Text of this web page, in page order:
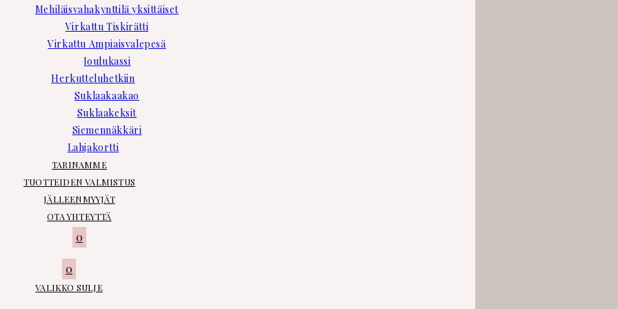
Mehiläisvahakynttilä yksittäiset
Virkattu Tiskirätti
Virkattu Ampiaisvalepesä
Joulukassi
Herkutteluhetkiin
Suklaakaakao
Suklaakeksit
Siemennäkkäri
Lahjakortti
TARINAMME
TUOTTEIDEN VALMISTUS
JÄLLEENMYYJÄT
OTA YHTEYTTÄ
0
0
VALIKKO SULJE